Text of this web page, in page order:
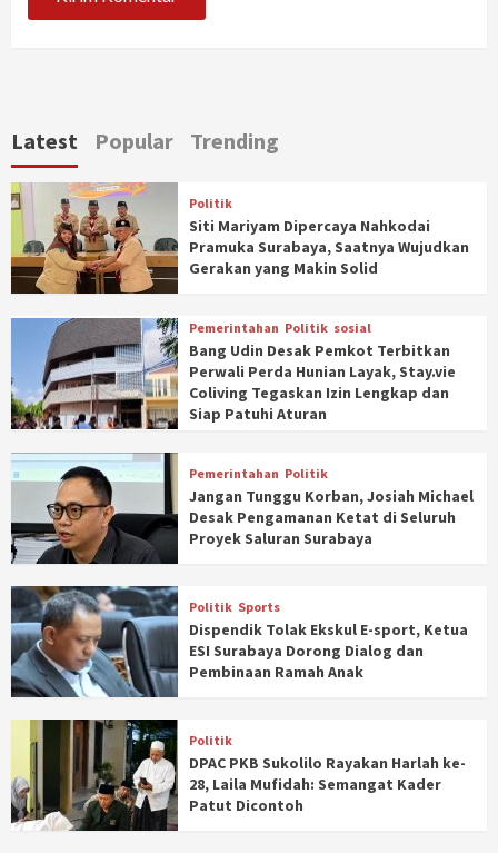
Latest Popular Trending
Politik
Siti Mariyam Dipercaya Nahkodai
Pramuka Surabaya, Saatnya Wujudkan
Gerakan yang Makin Solid
Pemerintahan Politik sosial
Bang Udin Desak Pemkot Terbitkan
Perwali Perda Hunian Layak, Stay.vie
Coliving Tegaskan Izin Lengkap dan
Siap Patuhi Aturan
Pemerintahan Politik
Jangan Tunggu Korban, Josiah Michael
Desak Pengamanan Ketat di Seluruh
Proyek Saluran Surabaya
Politik Sports
Dispendik Tolak Ekskul E-sport, Ketua
ESI Surabaya Dorong Dialog dan
Pembinaan Ramah Anak
Politik
DPAC PKB Sukolilo Rayakan Harlah ke-
28, Laila Mufidah: Semangat Kader
Patut Dicontoh